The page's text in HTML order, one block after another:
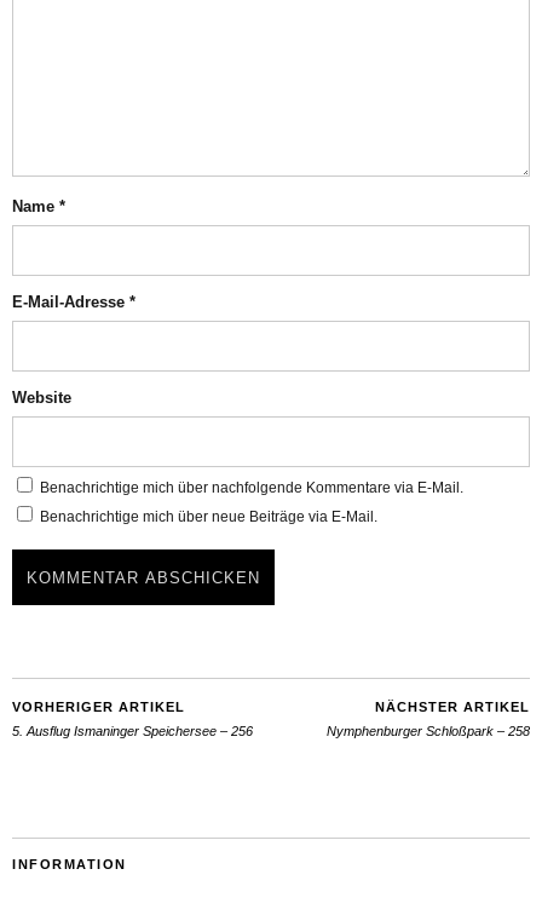
Name *
E-Mail-Adresse *
Website
Benachrichtige mich über nachfolgende Kommentare via E-Mail.
Benachrichtige mich über neue Beiträge via E-Mail.
VORHERIGER ARTIKEL
5. Ausflug Ismaninger Speichersee – 256
NÄCHSTER ARTIKEL
Nymphenburger Schloßpark – 258
INFORMATION